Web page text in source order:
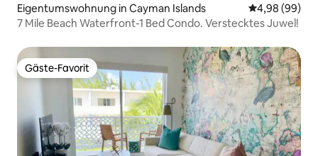
Eigentumswohnung in Cayman Islands
4,98 (99)
7 Mile Beach Waterfront-1 Bed Condo. Verstecktes Juwel!
Gäste-Favorit
Gäste-Favorit